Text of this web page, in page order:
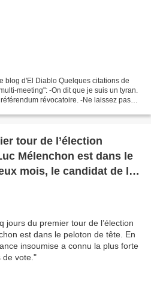
blog d'El Diablo Quelques citations de
meeting": -On dit que je suis un tyran.
révocatoire. -Ne laissez pas
tour de l’élection
Mélenchon est dans le
mois, le candidat de la
la plus forte
de vote.